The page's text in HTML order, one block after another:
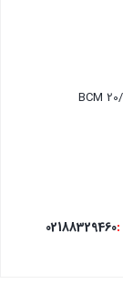
:
02188329460